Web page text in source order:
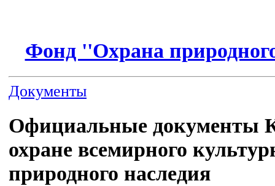
Фонд ''Охрана
Документы
Официальные документы
охране всемирного
природного наследия